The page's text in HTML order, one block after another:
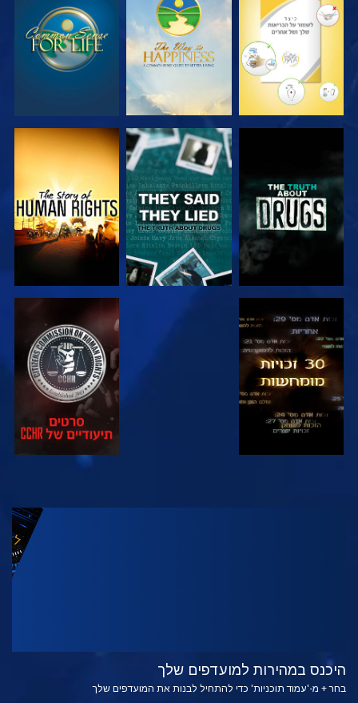
צפה צפה צפה
צפה צפה
צפה צפה
בדוק את הסדרה
היכנס במהירות למועדפים שלך
בחר + מ-'עמוד תוכניות' כדי להתחיל לבנות את המועדפים שלך